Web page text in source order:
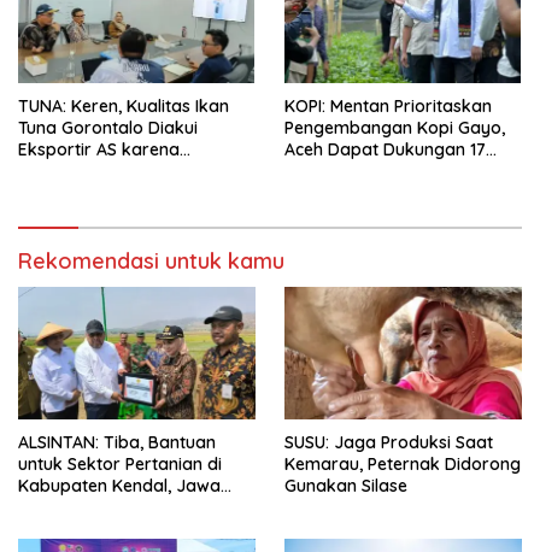
TUNA: Keren, Kualitas Ikan
Tuna Gorontalo Diakui
Eksportir AS karena
KOPI: Mentan Prioritaskan
Pengembangan Kopi Gayo,
Aceh Dapat Dukungan 17
Rekomendasi untuk kamu
ALSINTAN: Tiba, Bantuan
untuk Sektor Pertanian di
Kabupaten Kendal, Jawa
SUSU: Jaga Produksi Saat
Kemarau, Peternak Didorong
Gunakan Silase